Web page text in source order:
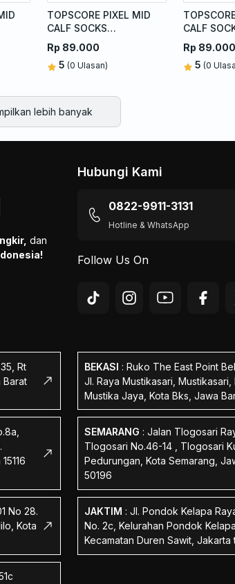
TOPSCORE PIXEL MID
CALF SOCKS
MULTICOLOUR GREEN
Rp 89.000
5 (0 Ulasan)
CALF
ORANGE
Rp 89.000
5 (0
lebih banyak
dan
Hubungi Kami
0822-9911-3131
Hotline & WhatsApp
Follow Us On
Rt
Barat
BEKASI :Ruko The East Point
Jl. Raya Mustikasari, Mustikasari,
Mustika Jaya, Kota Bks, Jawa
SEMARANG :Jalan Tlogosari
Tlogosari No.46-14 , Tlogosari
Pedurungan, Kota Semarang,
50196
No 28.
Kota
JAKTIM :Jl. Pondok Kelapa
No. 2c, Kelurahan Pondok Kelapa,
Kecamatan Duren Sawit, Jakarta